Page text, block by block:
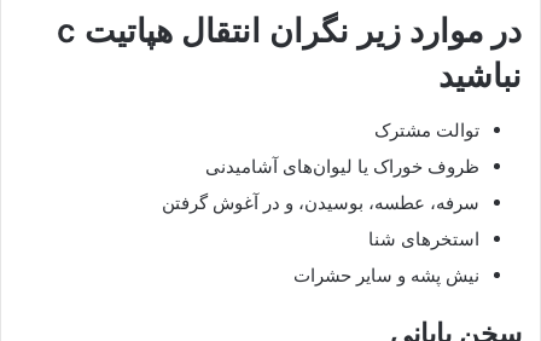
در موارد زیر نگران انتقال هپاتیت c
نباشید
توالت مشترک
ظروف خوراک یا لیوان‌های آشامیدنی
سرفه، عطسه، بوسیدن، و در آغوش گرفتن
استخرهای شنا
نیش پشه و سایر حشرات
سخن پایانی